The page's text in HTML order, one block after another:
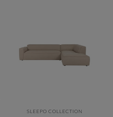
SLEEPO COLLECTION